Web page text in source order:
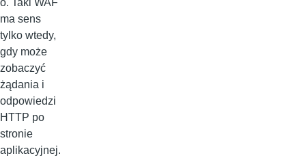
o. Taki WAF
ma sens
tylko wtedy,
gdy może
zobaczyć
żądania i
odpowiedzi
HTTP po
stronie
aplikacyjnej.